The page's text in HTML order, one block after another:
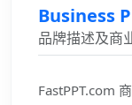
Business
品牌描述及商
FastPPT.com